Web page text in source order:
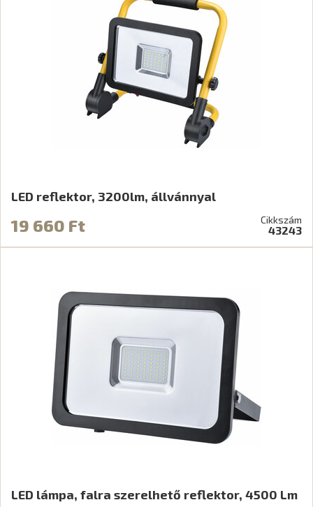
LED reflektor, 3200lm, állvánnyal
19 660 Ft Cikkszám
43243
LED lámpa, falra szerelhető reflektor, 4500 Lm